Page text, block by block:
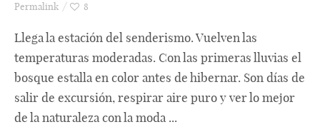
Permalink
8
Llega la estación del senderismo. Vuelven las
temperaturas moderadas. Con las primeras lluvias el
bosque estalla en color antes de hibernar. Son días de
salir de excursión, respirar aire puro y ver lo mejor
de la naturaleza con la moda ...